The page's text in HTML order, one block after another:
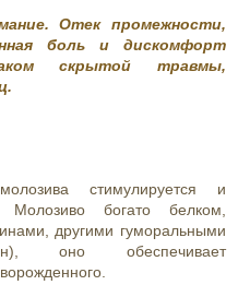
Отек промежности,
боль и дискомфорт
скрытой травмы,
стимулируется и
богато белком,
другими гуморальными
оно обеспечивает